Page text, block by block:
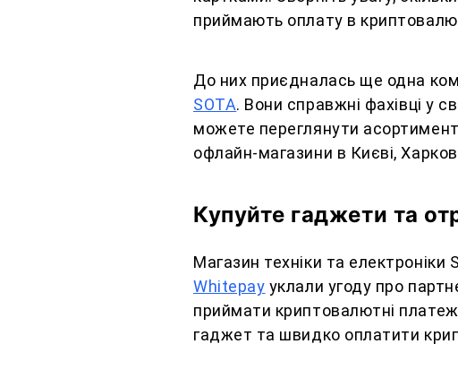
приймають оплату в
До них приєдналась ще одна
SOTA. Вони справжні фахівці у
можете переглянути
офлайн-магазини в Києві,
Купуйте гаджети та
Магазин техніки та електроніки
Whitepay уклали угоду про
приймати криптовалютні
гаджет та швидко оплатити